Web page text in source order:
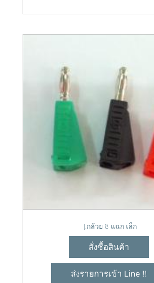
J.กล้วย 8 แฉก เล็ก
สั่งซื้อสินค้า
ส่งรายการเข้า Line !!